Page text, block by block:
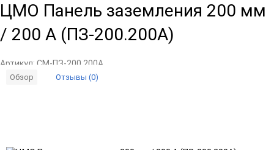
ЦМО Панель заземления 200 мм
/ 200 А (ПЗ-200.200А)
Артикул: CM-ПЗ-200.200А
Обзор Отзывы (0)